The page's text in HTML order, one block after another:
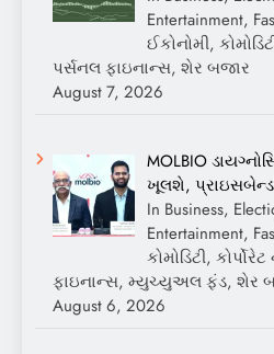
Entertainment,
ઈકોનોમી,
પર્સનલ ફાઇનાન્સ, શેર બજાર
August 7, 2026
MOLBIO
ખૂલશે, પ્રાઇસબેન્ડ
In Business,
Entertainment,
કોમોડિટી,
ફાઇનાન્સ, મ્યુચ્યુઅલ ફંડ, શેર
August 6, 2026